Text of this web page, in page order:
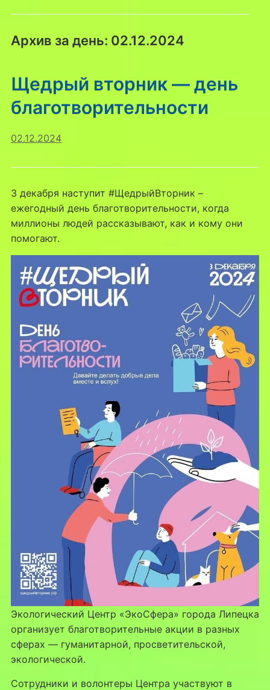
Архив за день: 02.12.2024
Щедрый вторник — день
благотворительности
02.12.2024
3 декабря наступит #ЩедрыйВторник –
ежегодный день благотворительности, когда
миллионы людей рассказывают, как и кому они
помогают.
Экологический Центр «ЭкоСфера» города Липецка
организует благотворительные акции в разных
сферах — гуманитарной, просветительской,
экологической.
Сотрудники и волонтеры Центра участвуют в